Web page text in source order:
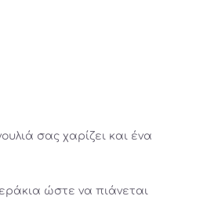
σας χαρίζει και ένα
ώστε να πιάνεται